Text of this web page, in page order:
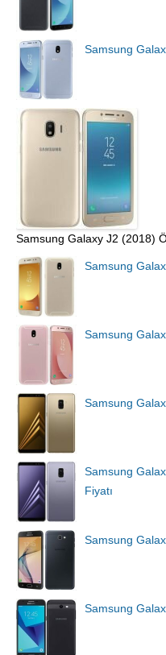
Samsung
Samsung Galaxy J2 (2018)
Samsung
Samsung
Samsung
Samsung
Fiyatı
Samsung
Samsung